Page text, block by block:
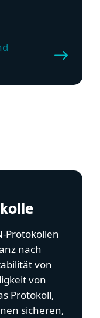
Protokollen
nach
von
von
Protokoll,
sicheren,